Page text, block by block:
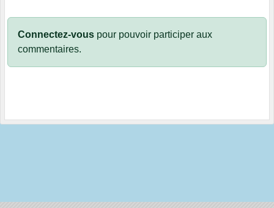
Connectez-vous pour pouvoir participer aux
commentaires.